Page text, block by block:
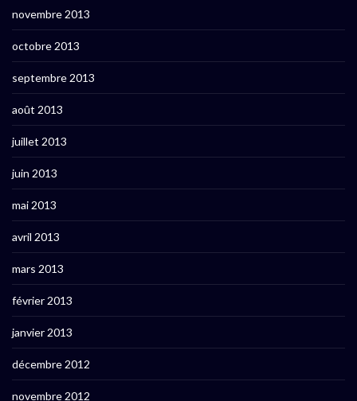
novembre 2013
octobre 2013
septembre 2013
août 2013
juillet 2013
juin 2013
mai 2013
avril 2013
mars 2013
février 2013
janvier 2013
décembre 2012
novembre 2012